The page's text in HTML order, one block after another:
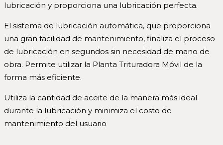
lubricación y proporciona una lubricación perfecta.
El sistema de lubricación automática, que proporciona
una gran facilidad de mantenimiento, finaliza el proceso
de lubricación en segundos sin necesidad de mano de
obra. Permite utilizar la Planta Trituradora Móvil de la
forma más eficiente.
Utiliza la cantidad de aceite de la manera más ideal
durante la lubricación y minimiza el costo de
mantenimiento del usuario